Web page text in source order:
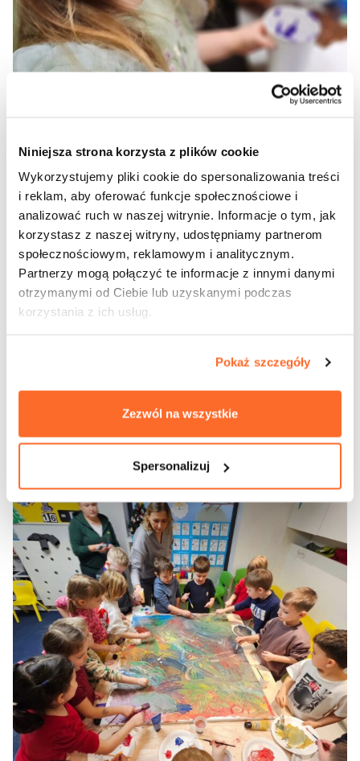
Niniejsza strona korzysta z plików cookie
Wykorzystujemy pliki cookie do spersonalizowania treści
i reklam, aby oferować funkcje społecznościowe i
analizować ruch w naszej witrynie. Informacje o tym, jak
korzystasz z naszej witryny, udostępniamy partnerom
społecznościowym, reklamowym i analitycznym.
Partnerzy mogą połączyć te informacje z innymi danymi
otrzymanymi od Ciebie lub uzyskanymi podczas
korzystania z ich usług.
Pokaż szczegóły
Zezwól na wszystkie
Spersonalizuj